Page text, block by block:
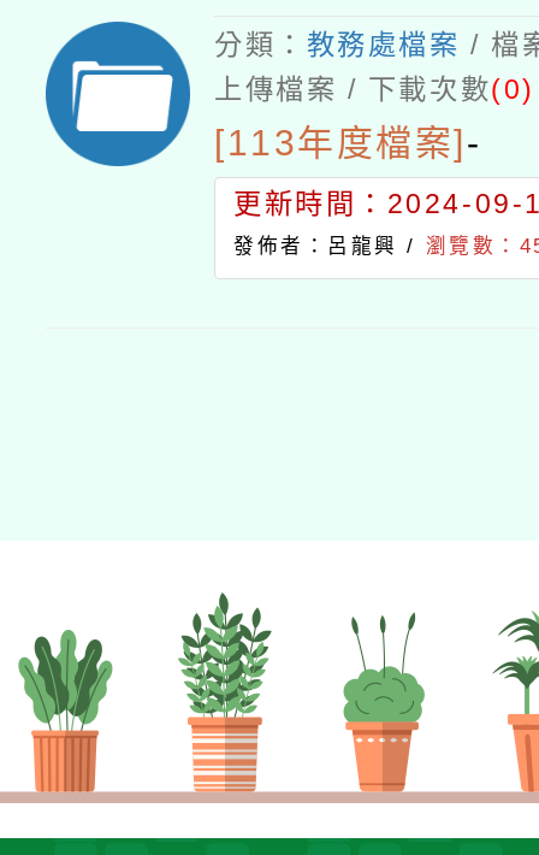
分類： 教務處檔案 / 檔
上傳檔案 / 下載次數(0)
[113年度檔案]-
更新時間：2024-09-
發佈者：呂龍興 / 瀏覽數：